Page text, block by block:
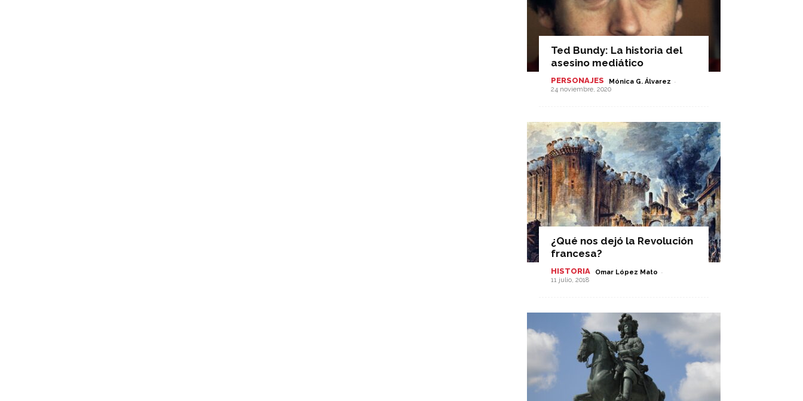
Ted Bundy: La historia del
asesino mediático
PERSONAJES Mónica G. Álvarez -
24 noviembre, 2020
¿Qué nos dejó la Revolución
francesa?
HISTORIA Omar López Mato -
11 julio, 2018